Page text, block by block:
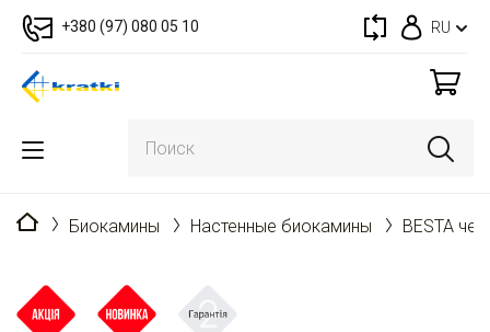
+380 (97) 080 05 10 RU
Главная
Биокамины Настенные биокамины BESTA